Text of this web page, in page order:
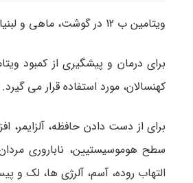
ویتامین ب 12 در گوشت، ماهی و لبنیات یافت می شود. همچنین در آزمایشگاه نیز ساخته می شود.
کهنسالان، مورد استفاده قرار می گیرد. برای این منظور بیماران ب 12 را
برای از دست دادن حافظه،
سطح هوموسیستیین، ناباروری
التهاب روده، آسم، آلرژی ها، لک